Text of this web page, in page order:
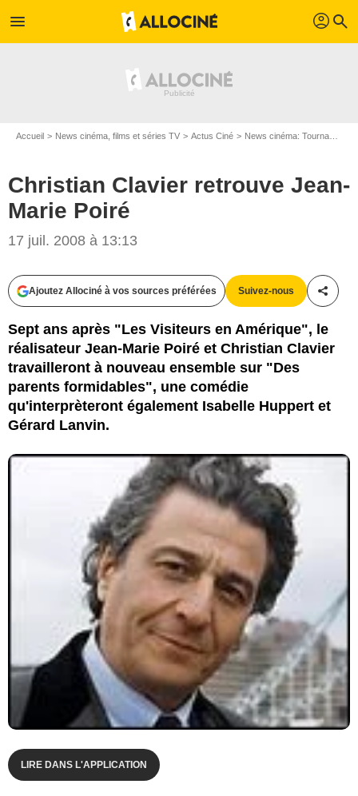
menu profil search
Accueil News cinéma, films et séries TV Actus Ciné News cinéma: Tournages
Christian Clavier retrouve Jean-
Marie Poiré
17 juil. 2008 à 13:13
Ajoutez Allociné à vos sources préférées Suivez-nous
Sept ans après "Les Visiteurs en Amérique", le
réalisateur Jean-Marie Poiré et Christian Clavier
travailleront à nouveau ensemble sur "Des
parents formidables", une comédie
qu'interprèteront également Isabelle Huppert et
Gérard Lanvin.
LIRE DANS L'APPLICATION